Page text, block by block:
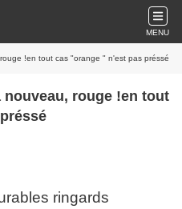
MENU
!en tout cas "orange " n'est pas préssé
rouge !en tout
ringards